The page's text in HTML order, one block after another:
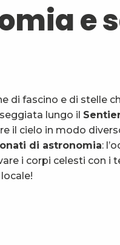
e
di fascino e di stelle
lungo il
il cielo in modo
di astronomia:
i corpi celesti con i